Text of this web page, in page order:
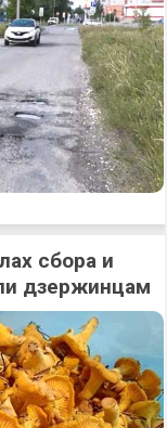
сбора и
дзержинцам